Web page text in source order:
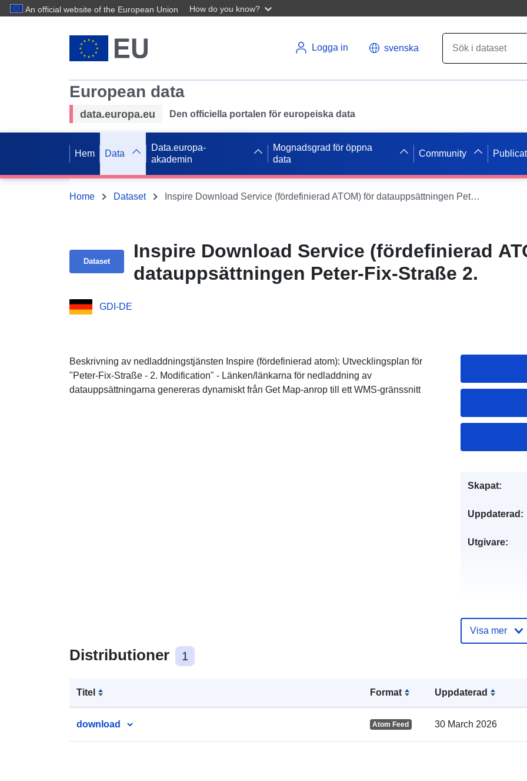
An official website of the European Union How do you know?
Logga in svenska
European data
data.europa.eu Den officiella portalen för europeiska data
Hem Data
Data.europa-
akademin
Mognadsgrad för öppna
data
Community
Home Dataset Inspire Download Service (fördefinierad ATOM) för datauppsättningen Peter-Fix-Straße 2.
Dataset
Inspire Download Service (fördefinierad
datauppsättningen Peter-Fix-Straße 2.
GDI-DE
Beskrivning av nedladdningstjänsten Inspire (fördefinierad atom): Utvecklingsplan för
"Peter-Fix-Straße - 2. Modification" - Länken/länkarna för nedladdning av
datauppsättningarna genereras dynamiskt från Get Map-anrop till ett WMS-gränssnitt
Distributioner 1
Titel Format Uppdaterad
download Atom Feed 30 March 2026
Skapat:
Uppdaterad:
Utgivare:
Spatial:
Visa mer